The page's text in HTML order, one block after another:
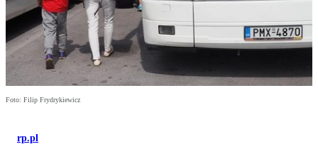
Foto: Filip Frydrykiewicz
rp.pl